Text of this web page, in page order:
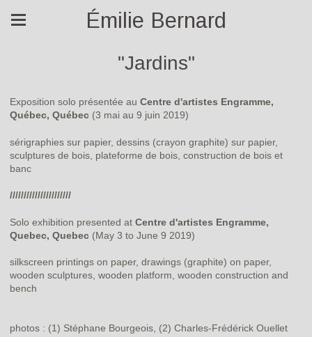
Émilie Bernard
"Jardins"
Exposition solo présentée au Centre d'artistes Engramme,
Québec, Québec (3 mai au 9 juin 2019)
sérigraphies sur papier, dessins (crayon graphite) sur papier,
sculptures de bois, plateforme de bois, construction de bois et
banc
//////////////////////
Solo exhibition presented at Centre d'artistes Engramme,
Quebec, Quebec (May 3 to June 9 2019)
silkscreen printings on paper, drawings (graphite) on paper,
wooden sculptures, wooden platform, wooden construction and
bench
photos : (1) Stéphane Bourgeois, (2) Charles-Frédérick Ouellet